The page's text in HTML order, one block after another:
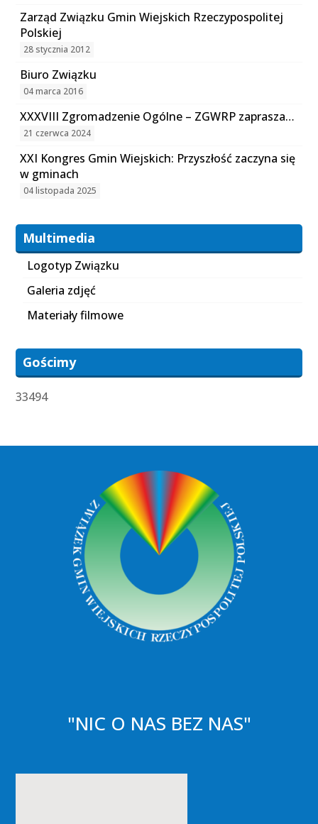
Zarząd Związku Gmin Wiejskich Rzeczypospolitej
Polskiej
28 stycznia 2012
Biuro Związku
04 marca 2016
XXXVIII Zgromadzenie Ogólne – ZGWRP zaprasza…
21 czerwca 2024
XXI Kongres Gmin Wiejskich: Przyszłość zaczyna się
w gminach
04 listopada 2025
Multimedia
Logotyp Związku
Galeria zdjęć
Materiały filmowe
Gościmy
33494
"NIC O NAS BEZ NAS"